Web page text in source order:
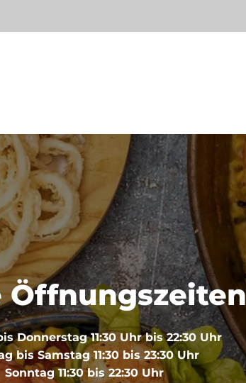
Öffnungszeiten
Donnerstag 11:30 Uhr bis 22:30 Uhr
bis Samstag 11:30 bis 23:30 Uhr
Sonntag 11:30 bis 22:30 Uhr